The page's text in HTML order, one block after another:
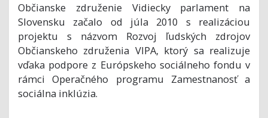
Občianske združenie Vidiecky parlament na
Slovensku začalo od júla 2010 s realizáciou
projektu s názvom Rozvoj ľudských zdrojov
Občianskeho združenia VIPA, ktorý sa realizuje
vďaka podpore z Európskeho sociálneho fondu v
rámci Operačného programu Zamestnanosť a
sociálna inklúzia.